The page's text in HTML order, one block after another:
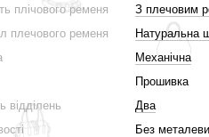
плічового ременя
З плечовим
плечового ременя
Натуральна
Механічна
Прошивка
відділень
Два
Без